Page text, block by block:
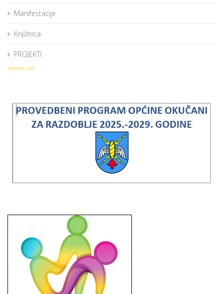
Manifestacije
Knjižnica
PROJEKTI
norrnext.com